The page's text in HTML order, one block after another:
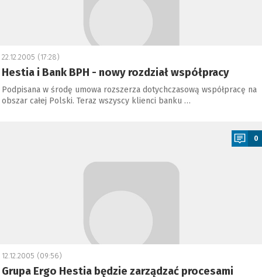
22.12.2005 (17:28)
Hestia i Bank BPH - nowy rozdział współpracy
Podpisana w środę umowa rozszerza dotychczasową współpracę na
obszar całej Polski. Teraz wszyscy klienci banku …
0
12.12.2005 (09:56)
Grupa Ergo Hestia będzie zarządzać procesami